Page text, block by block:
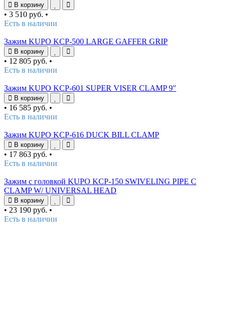
В корзину
• 3 510 руб. •
Есть в наличии
Зажим KUPO KCP-500 LARGE GAFFER GRIP
В корзину
• 12 805 руб. •
Есть в наличии
Зажим KUPO KCP-601 SUPER VISER CLAMP 9"
В корзину
• 16 585 руб. •
Есть в наличии
Зажим KUPO KCP-616 DUCK BILL CLAMP
В корзину
• 17 863 руб. •
Есть в наличии
Зажим с головкой KUPO KCP-150 SWIVELING PIPE C
CLAMP W/ UNIVERSAL HEAD
В корзину
• 23 190 руб. •
Есть в наличии